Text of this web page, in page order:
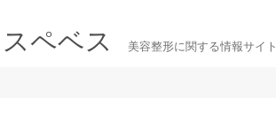
ペベス 美容整形に関する情報サイト